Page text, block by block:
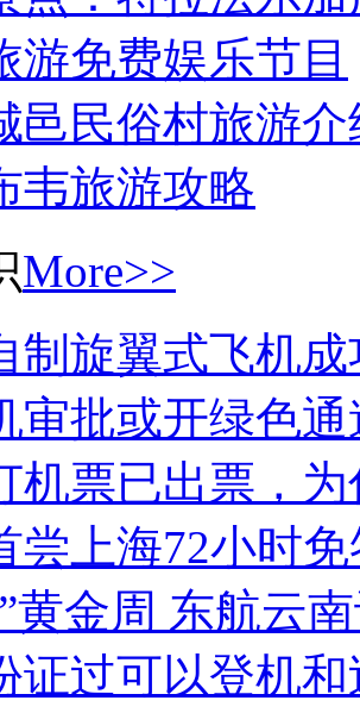
游免费娱乐节目
邑民俗村旅游介
韦旅游攻略
More>>
制旋翼式飞机
审批或开绿色通
机票已出票，
尝上海72小时
黄金周 东航云
证过可以登机